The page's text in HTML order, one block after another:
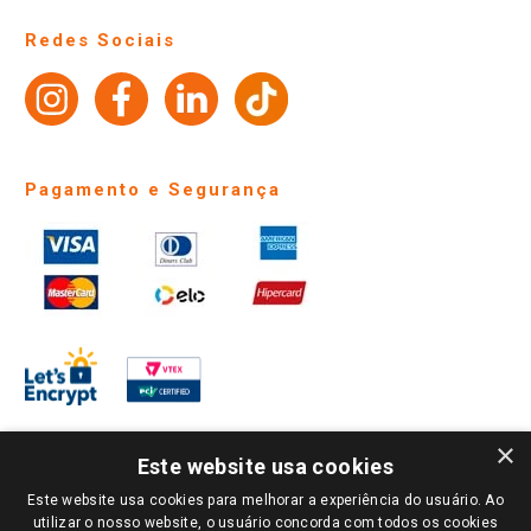
Perguntas frequentes
Identidade Visual
Redes Sociais
Pagamento e Segurança
PARA VER OS PREÇOS DA SUA REGIÃO, FAÇA LOGIN E SELECIONE A LOJA DE
×
Este website usa cookies
Este website usa cookies para melhorar a experiência do usuário. Ao
utilizar o nosso website, o usuário concorda com todos os cookies